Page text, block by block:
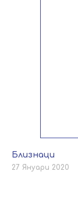
Близнаци
27 Януари 2020